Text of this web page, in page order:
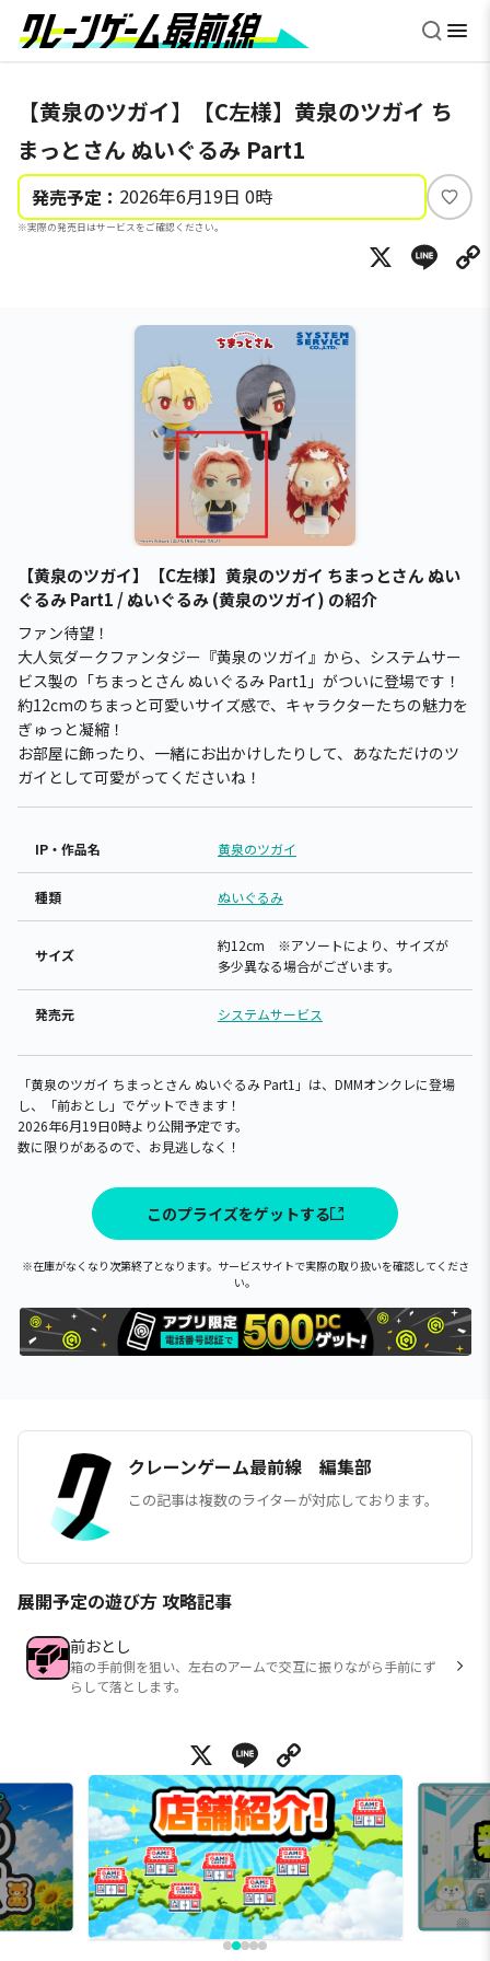
【黄泉のツガイ】【C左様】黄泉のツガイ ち
まっとさん ぬいぐるみ Part1
発売予定： 2026年6月19日 0時
※実際の発売日はサービスをご確認ください。
い
ね
X
【黄泉のツガイ】【C左様】黄泉のツガイ ちまっとさん ぬい
ぐるみ Part1 / ぬいぐるみ (黄泉のツガイ) の紹介
ファン待望！
大人気ダークファンタジー『黄泉のツガイ』から、システムサー
ビス製の「ちまっとさん ぬいぐるみ Part1」がついに登場です！
約12cmのちまっと可愛いサイズ感で、キャラクターたちの魅力を
ぎゅっと凝縮！
お部屋に飾ったり、一緒にお出かけしたりして、あなただけのツ
ガイとして可愛がってくださいね！
IP・作品名 黄泉のツガイ
種類 ぬいぐるみ
サイズ
約12cm ※アソートにより、サイズが
多少異なる場合がございます。
発売元 システムサービス
「黄泉のツガイ ちまっとさん ぬいぐるみ Part1」は、DMMオンクレに登場
し、「前おとし」でゲットできます！
2026年6月19日0時より公開予定です。
数に限りがあるので、お見逃しなく！
このプライズをゲットする
※在庫がなくなり次第終了となります。サービスサイトで実際の取り扱いを確認してくださ
い。
クレーンゲーム最前線 編集部
この記事は複数のライターが対応しております。
展開予定の遊び方 攻略記事
前おとし
箱の手前側を狙い、左右のアームで交互に振りながら手前にず
らして落とします。
X Line